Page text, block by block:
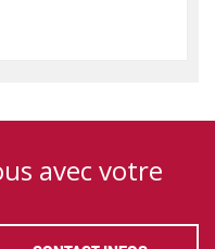
avec votre